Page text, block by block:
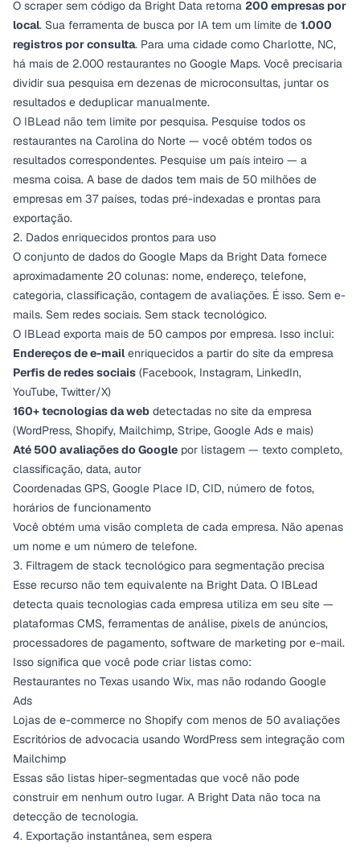
O scraper sem código da Bright Data retorna 200 empresas por
local. Sua ferramenta de busca por IA tem um limite de 1.000
registros por consulta. Para uma cidade como Charlotte, NC,
há mais de 2.000 restaurantes no Google Maps. Você precisaria
dividir sua pesquisa em dezenas de microconsultas, juntar os
resultados e deduplicar manualmente.
O IBLead não tem limite por pesquisa. Pesquise todos os
restaurantes na Carolina do Norte — você obtém todos os
resultados correspondentes. Pesquise um país inteiro — a
mesma coisa. A base de dados tem mais de 50 milhões de
empresas em 37 países, todas pré-indexadas e prontas para
exportação.
2. Dados enriquecidos prontos para uso
O conjunto de dados do Google Maps da Bright Data fornece
aproximadamente 20 colunas: nome, endereço, telefone,
categoria, classificação, contagem de avaliações. É isso. Sem e-
mails. Sem redes sociais. Sem stack tecnológico.
O IBLead exporta mais de 50 campos por empresa. Isso inclui:
Endereços de e-mailenriquecidos a partir do site da empresa
Perfis de redes sociais (Facebook, Instagram, LinkedIn,
YouTube, Twitter/X)
160+ tecnologias da web detectadas no site da empresa
(WordPress, Shopify, Mailchimp, Stripe, Google Ads e mais)
Até 500 avaliações do Google por listagem — texto completo,
classificação, data, autor
Coordenadas GPS, Google Place ID, CID, número de fotos,
horários de funcionamento
Você obtém uma visão completa de cada empresa. Não apenas
um nome e um número de telefone.
3. Filtragem de stack tecnológico para segmentação precisa
Esse recurso não tem equivalente na Bright Data. O IBLead
detecta quais tecnologias cada empresa utiliza em seu site —
plataformas CMS, ferramentas de análise, pixels de anúncios,
processadores de pagamento, software de marketing por e-mail.
Isso significa que você pode criar listas como:
Restaurantes no Texas usando Wix, mas não rodando Google
Ads
Lojas de e-commerce no Shopify com menos de 50 avaliações
Escritórios de advocacia usando WordPress sem integração com
Mailchimp
Essas são listas hiper-segmentadas que você não pode
construir em nenhum outro lugar. A Bright Data não toca na
detecção de tecnologia.
4. Exportação instantânea, sem espera